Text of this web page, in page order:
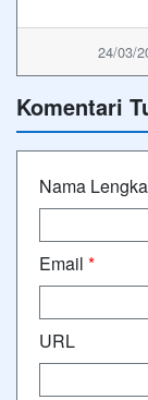
24/03/
Komentari
Nama
Email *
URL